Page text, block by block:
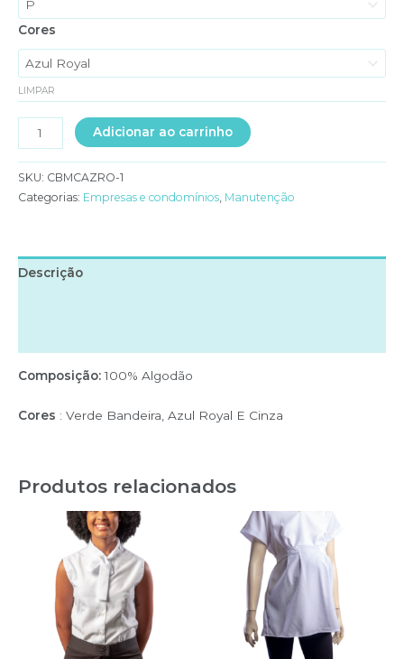
Cores
LIMPAR
CAMISA
EM
BRIM
MANGA
LONGA
Adicionar ao carrinho
SKU: CBMCAZRO-1
Categorias: Empresas e condomínios Manutenção
Descrição
Composição:100% Algodão
Cores : Verde Bandeira, Azul Royal E Cinza
Produtos relacionados